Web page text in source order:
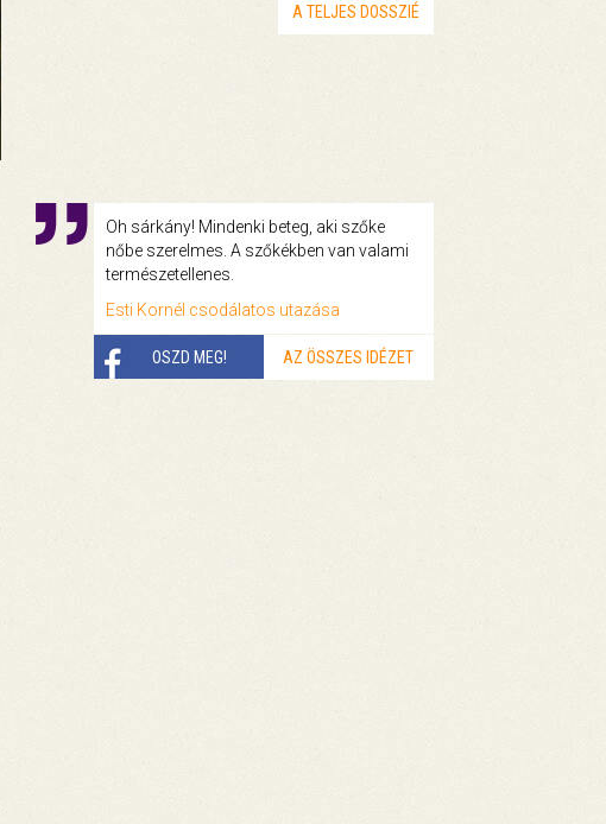
A TELJES DOSSZIÉ
Oh sárkány! Mindenki beteg, aki szőke
nőbe szerelmes. A szőkékben van valami
természetellenes.
Esti Kornél csodálatos utazása
OSZD MEG! AZ ÖSSZES IDÉZET